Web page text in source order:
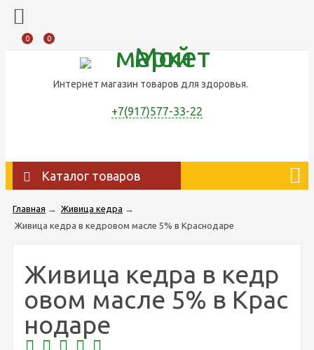
0 0
Интернет магазин товаров для здоровья.
+7(917)577-33-22
Каталог товаров
Главная → Живица кедра →
Живица кедра в кедровом масле 5% в Краснодаре
Живица кедра в кедр
овом масле 5% в Крас
нодаре